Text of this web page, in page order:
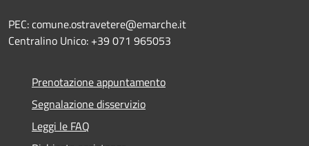
PEC: comune.ostravetere@emarche.it
Centralino Unico: +39 071 965053
Prenotazione appuntamento
Segnalazione disservizio
Leggi le FAQ